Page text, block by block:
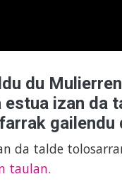
du
estua izan da
gailendu
da talde
taulan.